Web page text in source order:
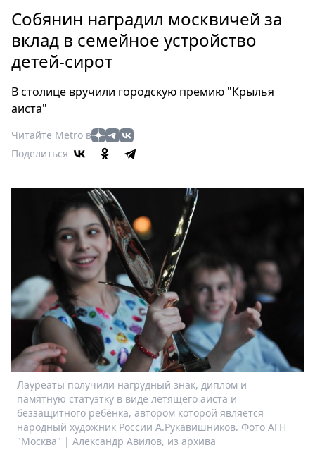
Россия
Мир
Здоровье
Туризм
Театр
Кино
Книги
Выставки
Пресс-
релизы
О
Metro
Стримы
Спецпроекты
Звезды
Выборы
2026
Скачай
Metro
Собянин наградил москвичей за
вклад в семейное устройство
детей-сирот
В столице вручили городскую премию "Крылья
аиста"
Читайте Metro в
Поделиться
Лауреаты получили нагрудный знак, диплом и
памятную статуэтку в виде летящего аиста и
беззащитного ребёнка, автором которой является
народный художник России А.Рукавишников. Фото АГН
"Москва" | Александр Авилов, из архива